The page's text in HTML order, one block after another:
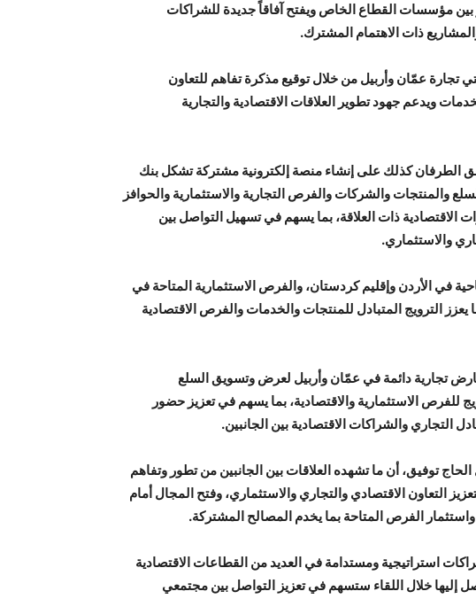
بين مؤسسات القطاع الخاص ويفتح آفاقاً جديدة للشراكات
ذات الاهتمام المشترك.
تجارة عمّان وأربيل من خلال توقيع مذكرة تفاهم للتعاون
ويدعم جهود تطوير العلاقات الاقتصادية والتجارية
الطرفان كذلك على إنشاء منصة إلكترونية مشتركة تشكل بنك
والمنتجات والشركات والفرص التجارية والاستثمارية والحوافز
الاقتصادية ذات العلاقة، بما يسهم في تسهيل التواصل بين
والاستثماري.
في الأردن وإقليم كردستان، والفرص الاستثمارية المتاحة في
يعزز الترويج المتبادل للمنتجات والخدمات والفرص الاقتصادية
تجارية دائمة في عمّان وأربيل لعرض وتسويق السلع
للفرص الاستثمارية والاقتصادية، بما يسهم في تعزيز حضور
التجاري والشراكات الاقتصادية بين الجانبين.
توفيق، أن ما تشهده العلاقات بين الجانبين من تطور وتفاهم
التعاون الاقتصادي والتجاري والاستثماري، وفتح المجال أمام
الفرص المتاحة بما يخدم المصالح المشتركة.
استراتيجية ومستدامة في العديد من القطاعات الاقتصادية
إليها خلال اللقاء ستسهم في تعزيز التواصل بين مجتمعي